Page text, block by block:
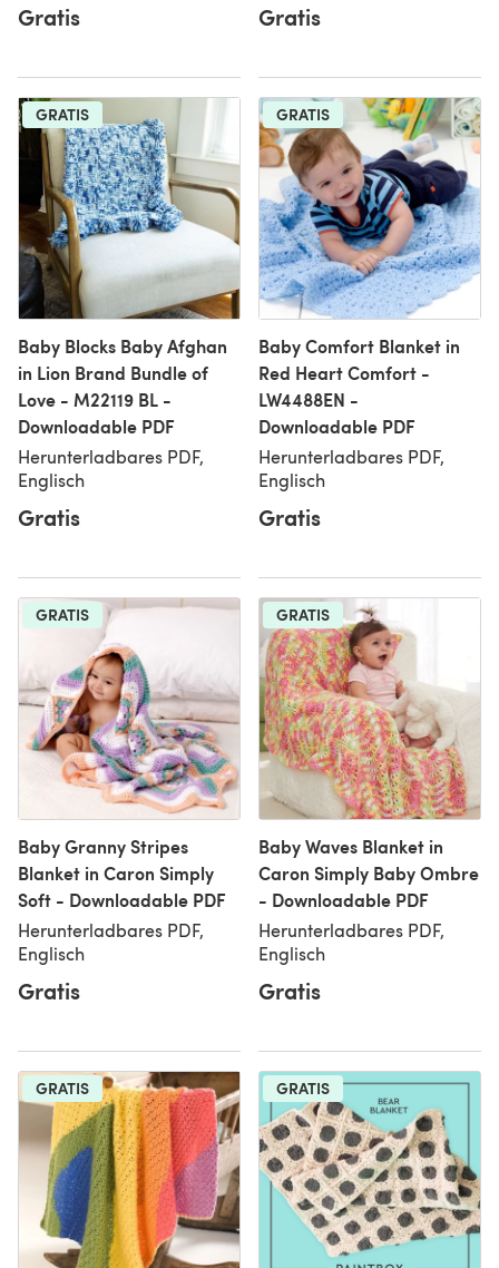
Gratis Gratis
GRATIS
Baby Blocks Baby Afghan
in Lion Brand Bundle of
Love - M22119 BL -
Downloadable PDF
Herunterladbares PDF,
Englisch
Gratis
GRATIS
Baby Comfort Blanket in
Red Heart Comfort -
LW4488EN -
Downloadable PDF
Herunterladbares PDF,
Englisch
Gratis
GRATIS
Baby Granny Stripes
Blanket in Caron Simply
Soft - Downloadable PDF
Herunterladbares PDF,
Englisch
Gratis
GRATIS
Baby Waves Blanket in
Caron Simply Baby Ombre
- Downloadable PDF
Herunterladbares PDF,
Englisch
Gratis
GRATIS GRATIS